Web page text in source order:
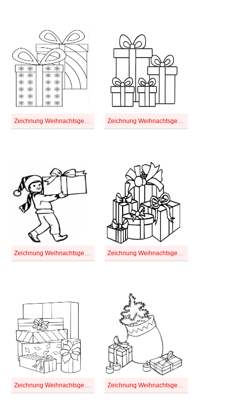
Zeichnung Weihnachtsgeschenke druckbare schlicht Zeichnung Weihnachtsgeschenke druckbare
Zeichnung Weihnachtsgeschenke einfach Zeichnung Weihnachtsgeschenke für Kinder
Zeichnung Weihnachtsgeschenke kostenlos basisch Zeichnung Weihnachtsgeschenke kostenlos druckbare basisch